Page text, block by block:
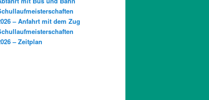
– Anfahrt mit dem Zug
– Zeitplan